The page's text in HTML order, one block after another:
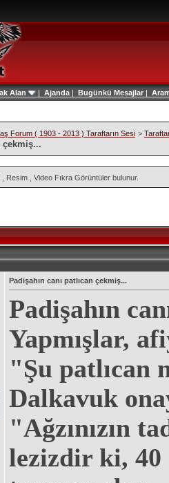
Alan | Ajanda | Bugünkü Mesajlar|
Forum ( 1903 - 2013 ) Taraftarın Sesi >
çekmiş...
, Resim , Video Fıkra Görüntüler bulunur.
Padişahın canı patlıcan çekmiş...
Padişahın
Yapmışlar,
"Şu patlıcan
Dalkavuk
"Ağzınızın
lezizdir ki, 40